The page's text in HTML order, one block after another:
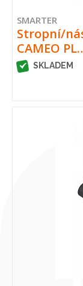
SMARTER
Stropní/
CAMEO
SKLADEM